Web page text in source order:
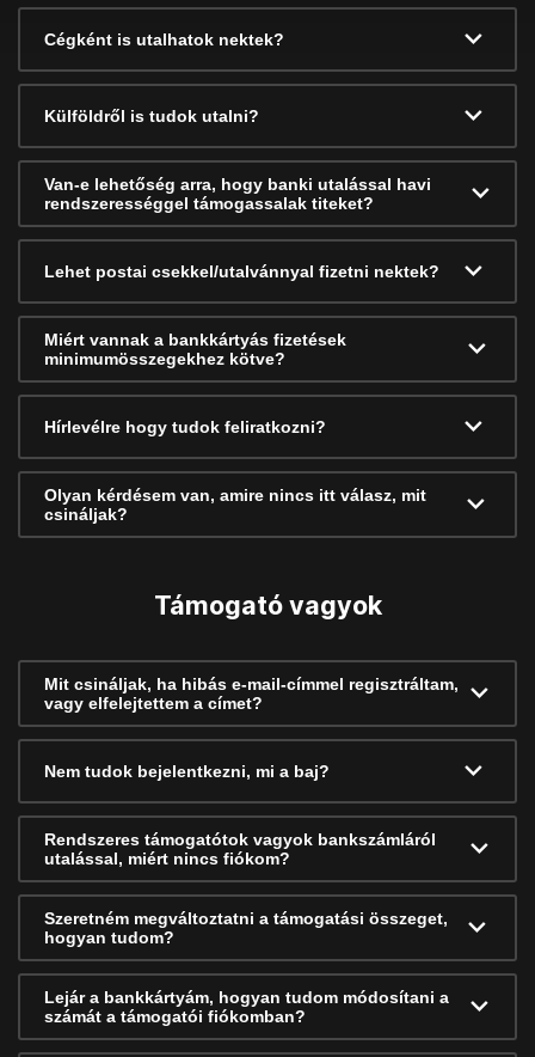
Cégként is utalhatok nektek?
Külföldről is tudok utalni?
Van-e lehetőség arra, hogy banki utalással havi
rendszerességgel támogassalak titeket?
Lehet postai csekkel/utalvánnyal fizetni nektek?
Miért vannak a bankkártyás fizetések
minimumösszegekhez kötve?
Hírlevélre hogy tudok feliratkozni?
Olyan kérdésem van, amire nincs itt válasz, mit
csináljak?
Támogató vagyok
Mit csináljak, ha hibás e-mail-címmel regisztráltam,
vagy elfelejtettem a címet?
Nem tudok bejelentkezni, mi a baj?
Rendszeres támogatótok vagyok bankszámláról
utalással, miért nincs fiókom?
Szeretném megváltoztatni a támogatási összeget,
hogyan tudom?
Lejár a bankkártyám, hogyan tudom módosítani a
számát a támogatói fiókomban?